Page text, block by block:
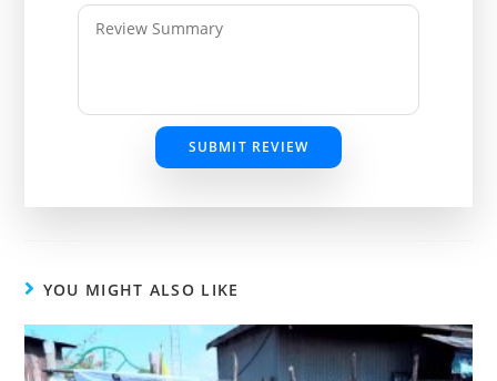
SUBMIT REVIEW
YOU MIGHT ALSO LIKE